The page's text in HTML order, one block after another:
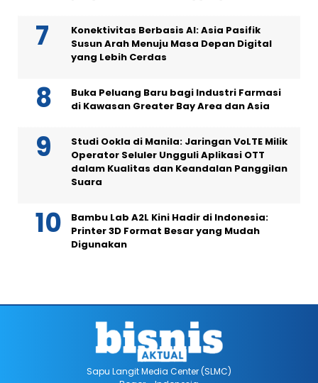
Konektivitas Berbasis AI: Asia Pasifik
Susun Arah Menuju Masa Depan Digital
yang Lebih Cerdas
Buka Peluang Baru bagi Industri Farmasi
di Kawasan Greater Bay Area dan Asia
Studi Ookla di Manila: Jaringan VoLTE Milik
Operator Seluler Ungguli Aplikasi OTT
dalam Kualitas dan Keandalan Panggilan
Suara
Bambu Lab A2L Kini Hadir di Indonesia:
Printer 3D Format Besar yang Mudah
Digunakan
Sapu Langit Media Center (SLMC)